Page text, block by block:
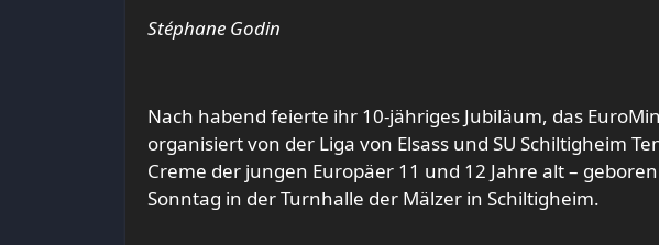
Stéphane Godin
Nach habend feierte ihr 10-jähriges Jubiläum, das
organisiert von der Liga von Elsass und SU Schiltigheim
Creme der jungen Europäer 11 und 12 Jahre alt –
Sonntag in der Turnhalle der Mälzer in Schiltigheim.